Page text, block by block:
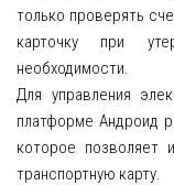
только проверять
карточку при
необходимости.
Для управления
платформе Андроид
которое позволяет
транспортную карту.